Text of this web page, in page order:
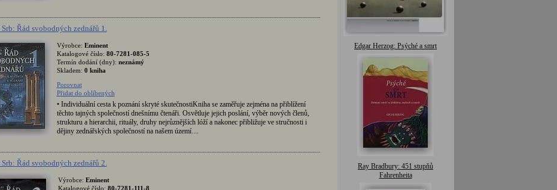
Srb: Řád svobodných zednářů 1.
Výrobce: Eminent
Katalogové číslo: 80-7281-085-5
Termín dodání (dny): neznámý
Skladem: 0 kniha
Porovnat
Přidat do oblíbených
• Individuální cesta k poznání skryté skutečnostiKniha se zaměřuje zejména na přiblížení
těchto tajných společností dnešnímu čtenáři. Osvětluje jejich poslání, výběr nových členů,
strukturu a hierarchii, rituály, druhy nejrůznějších lóží a nakonec přibližuje ve stručnosti i
dějiny zednářských společností na našem území....
Srb: Řád svobodných zednářů 2.
Výrobce: Eminent
Katalogové číslo: 80-7281-111-8
Edgar Herzog: Psýché a smrt
Ray Bradbury: 451 stupňů
Fahrenheita